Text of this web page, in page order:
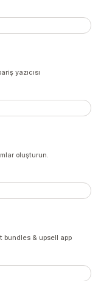
yazıcısı
oluşturun.
bundles & upsell app